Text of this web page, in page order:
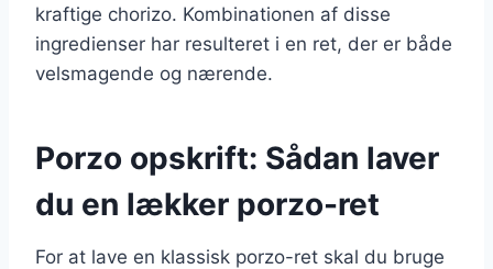
kraftige chorizo. Kombinationen af disse
ingredienser har resulteret i en ret, der er både
velsmagende og nærende.
Porzo opskrift: Sådan laver
du en lækker porzo-ret
For at lave en klassisk porzo-ret skal du bruge